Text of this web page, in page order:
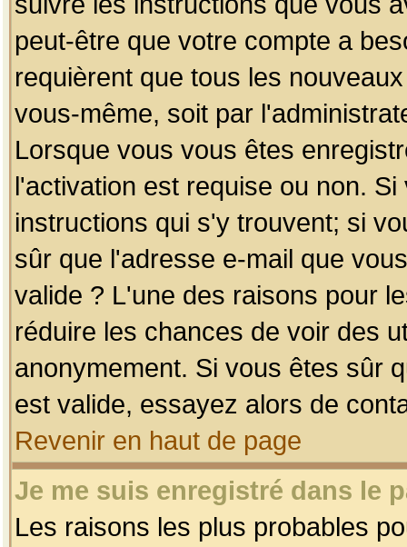
peut-être que votre compte a
requièrent que tous les
vous-même, soit par
Lorsque vous vous êtes
l'activation est requise ou non.
instructions qui s'y trouvent; si
sûr que l'adresse e-mail que
valide ? L'une des raisons pour
réduire les chances de voir des
anonymement. Si vous êtes sûr
est valide, essayez alors de
Revenir en haut de page
Je me suis enregistré dans le
Les raisons les plus probables